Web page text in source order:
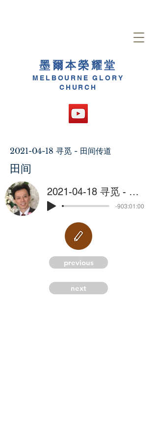
墨爾本榮耀堂
MELBOURNE GLORY
CHURCH
M
2021-04-18 寻觅 - 田间传道
田间
2021-04-18 寻觅 - 田间传道
-903:01:00
previous
next